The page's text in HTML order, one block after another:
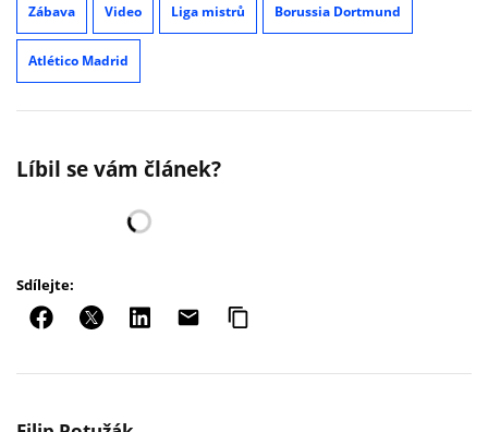
Zábava Video Liga mistrů Borussia Dortmund
Atlético Madrid
Líbil se vám článek?
Sdílejte: